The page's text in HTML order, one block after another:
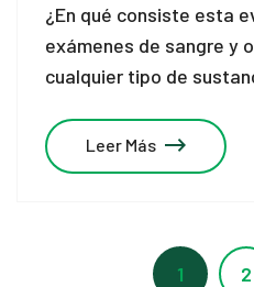
¿En qué consiste esta
exámenes de sangre y
cualquier tipo de
Leer Más
1 2